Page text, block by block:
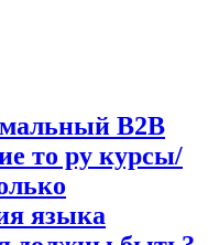
B2B
то ру курсы/
языка